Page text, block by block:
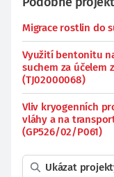
Migrace rostlin do
Využití bentonitu
suchem za účelem
(TJ02000068)
Vliv kryogenních
vláhy a na
(GP526/02/P061)
Ukázat